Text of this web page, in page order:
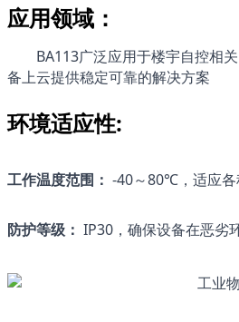
应用领域：
BA113广泛应用于楼宇自控相
备上云提供稳定可靠的解决方案
环境适应性:
工作温度范围： -40～80℃，适应各
防护等级： IP30，确保设备在恶劣